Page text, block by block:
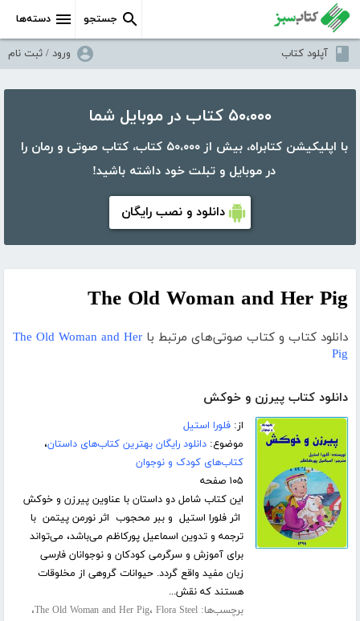
دسته‌ها جستجو
آپلود کتاب ورود / ثبت نام
۵۰،۰۰۰ کتاب در موبایل شما
با اپلیکیشن کتابراه، بیش از ۵۰،۰۰۰ کتاب، کتاب صوتی و رمان را
در موبایل و تبلت خود داشته باشید!
دانلود و نصب رایگان
The Old Woman and Her Pig
دانلود کتاب و کتاب صوتی‌های مرتبط با The Old Woman and Her
Pig
دانلود کتاب پیرزن و خوکش
از:فلورا استیل
موضوع:دانلود رایگان بهترین کتاب‌های داستان،
کتاب‌های کودک و نوجوان
۱۰۵ صفحه
این کتاب شامل دو داستان با عناوین پیرزن و خوکش
اثر فلورا استیل و ببر محجوب اثر نورمن پیتمن با
ترجمه و تدوین اسماعیل پورکاظم می‌باشد، می‌تواند
برای آموزش و سرگرمی کودکان و نوجوانان فارسی
زبان مفید واقع گردد. حیوانات گروهی از مخلوقات
هستند که نقش...
برچسب‌ها:
The Old Woman and Her Pig، Flora Steel ،